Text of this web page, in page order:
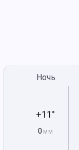
Ночь
+11°
0 мм